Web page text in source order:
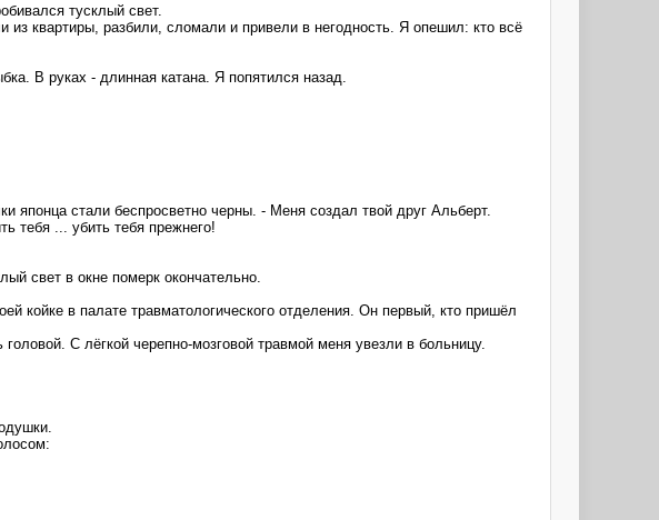
тусклый свет.
квартиры, разбили, сломали и привели в негодность. Я опешил: кто всё
В руках - длинная катана. Я попятился назад.
стали беспросветно черны. - Меня создал твой друг Альберт.
тебя ... убить тебя прежнего!
свет в окне померк окончательно.
койке в палате травматологического отделения. Он первый, кто пришёл
С лёгкой черепно-мозговой травмой меня увезли в больницу.